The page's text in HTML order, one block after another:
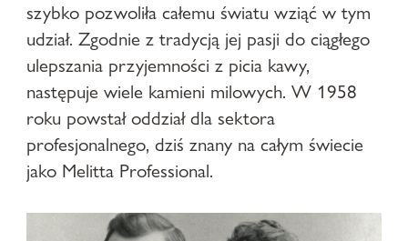
szybko pozwoliła całemu światu wziąć w tym
udział. Zgodnie z tradycją jej pasji do ciągłego
ulepszania przyjemności z picia kawy,
następuje wiele kamieni milowych. W 1958
roku powstał oddział dla sektora
profesjonalnego, dziś znany na całym świecie
jako Melitta Professional.